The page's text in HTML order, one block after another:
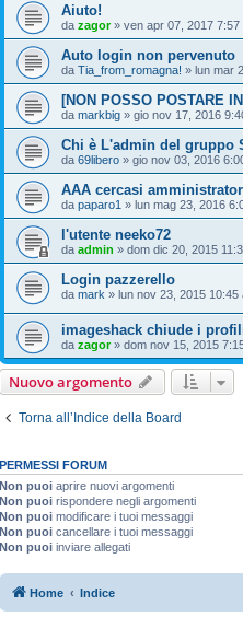
Aiuto!
da zagor» ven apr 07, 2017 7:57
Auto login non pervenuto
da Tia_from_romagna! » lun mar
[NON POSSO POSTARE
da markbig » gio nov 17, 2016
Chi è L'admin del gruppo
da 69libero » gio nov 03, 2016
AAA cercasi
da paparo1 » lun mag 23, 2016
l'utente neeko72
da admin » dom dic 20, 2015
Login pazzerello
da mark » lun nov 23, 2015 10:45
imageshack chiude i
da zagor» dom nov 15, 2015
Nuovo argomento
Torna all’Indice della Board
PERMESSI FORUM
Non puoi aprire nuovi argomenti
Non puoi rispondere negli argomenti
Non puoi modificare i tuoi messaggi
Non puoi cancellare i tuoi messaggi
Non puoi inviare allegati
Home Indice